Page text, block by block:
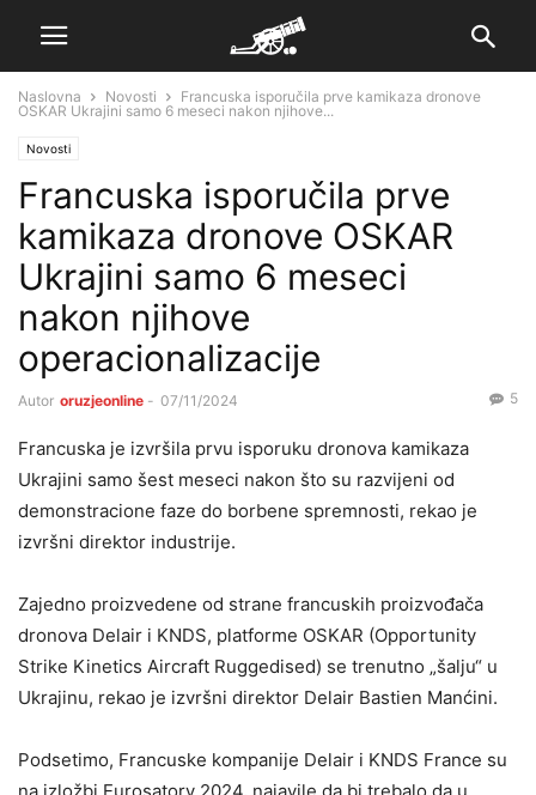
Naslovna Novosti
Francuska isporučila prve kamikaza dronove
OSKAR Ukrajini samo 6 meseci nakon njihove...
Novosti
Francuska isporučila prve
kamikaza dronove OSKAR
Ukrajini samo 6 meseci
nakon njihove
operacionalizacije
Autor oruzjeonline - 07/11/2024 5
Francuska je izvršila prvu isporuku dronova kamikaza
Ukrajini samo šest meseci nakon što su razvijeni od
demonstracione faze do borbene spremnosti, rekao je
izvršni direktor industrije.
Zajedno proizvedene od strane francuskih proizvođača
dronova Delair i KNDS, platforme OSKAR (Opportunity
Strike Kinetics Aircraft Ruggedised) se trenutno „šalju“ u
Ukrajinu, rekao je izvršni direktor Delair Bastien Manćini.
Podsetimo, Francuske kompanije Delair i KNDS France su